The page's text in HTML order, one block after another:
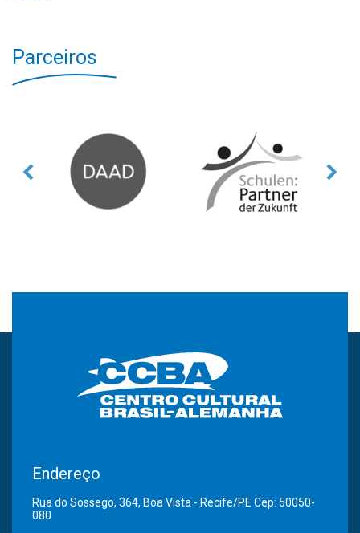
Parceiros
Endereço
Rua do Sossego, 364, Boa Vista - Recife/PE Cep: 50050-
080